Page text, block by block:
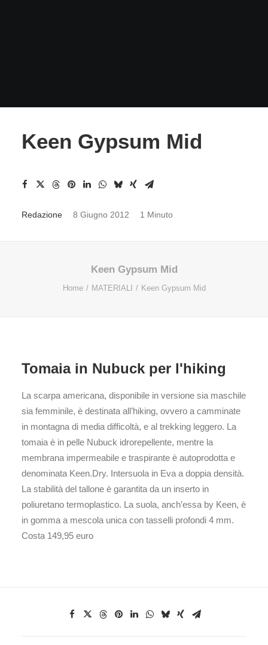
Keen Gypsum Mid
Redazione 8 Giugno 2012 1 Minuto
Keen Gypsum Mid
Home MATERIALI Keen Gypsum Mid
Tomaia in Nubuck per l'hiking
La scarpa americana, disponibile in versione sia maschile
sia femminile, è destinata all’hiking, ovvero a camminate
in montagna di media difficoltà, e al trekking leggero. La
tomaia è in pelle Nubuck idrorepellente, mentre la
membrana impermeabile e traspirante è autoprodotta e
denominata Keen.Dry. Intersuola in Eva a doppia densità.
La stabilità del tallone è garantita da un inserto in
poliuretano termoplastico. La suola, anch’essa by Keen, è
in gomma a mescola unica con tasselli profondi 4 mm.
Costa 149,95 euro